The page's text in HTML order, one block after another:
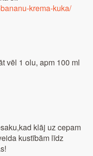
krema-kuka/
vēl 1 olu, apm 100 ml
klāj uz cepam
kustībām līdz